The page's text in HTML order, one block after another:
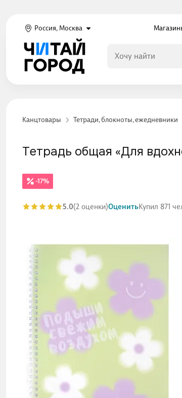
Россия, Москва
Канцтовары Тетради, блокноты, ежедневники
-17%
Тетрадь общая «Для
5.0(2 оценки)ОценитьКупил 871